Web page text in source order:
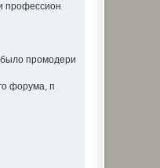
профессион
промодери
форума, п